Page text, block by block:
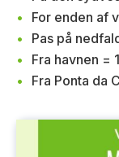
For enden af
Pas på
Fra havnen =
Fra Ponta da